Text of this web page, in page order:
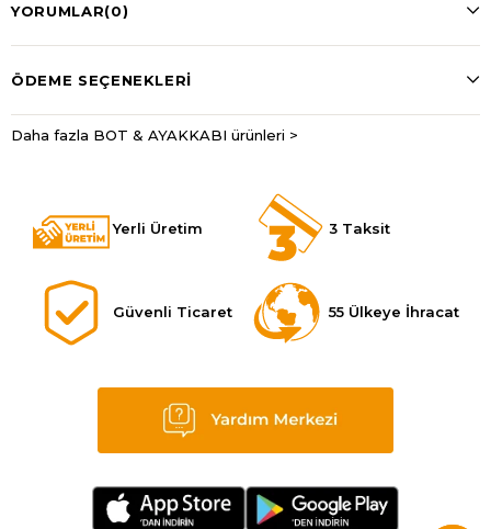
YORUMLAR(0)
ÖDEME SEÇENEKLERI
Daha fazla BOT & AYAKKABI ürünleri >
Yerli Üretim 3 Taksit
Güvenli Ticaret 55 Ülkeye İhracat